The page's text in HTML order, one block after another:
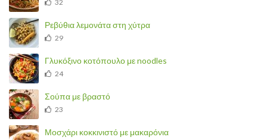
32
Ρεβύθια λεμονάτα στη χύτρα
29
Γλυκόξινο κοτόπουλο με noodles
24
Σούπα με βραστό
23
Μοσχάρι κοκκινιστό με μακαρόνια